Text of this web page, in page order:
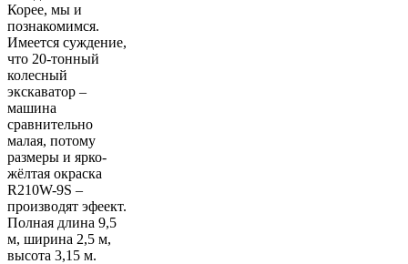
Корее, мы и
познакомимся.
Имеется суждение,
что 20-тонный
колесный
экскаватор –
машина
сравнительно
малая, потому
размеры и ярко-
жёлтая окраска
R210W-9S –
производят эфеект.
Полная длина 9,5
м, ширина 2,5 м,
высота 3,15 м.